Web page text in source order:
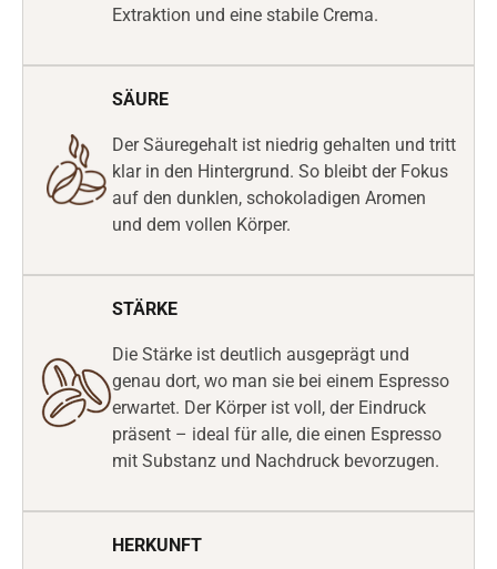
Extraktion und eine stabile Crema.
SÄURE
Der Säuregehalt ist niedrig gehalten und tritt
klar in den Hintergrund. So bleibt der Fokus
auf den dunklen, schokoladigen Aromen
und dem vollen Körper.
STÄRKE
Die Stärke ist deutlich ausgeprägt und
genau dort, wo man sie bei einem Espresso
erwartet. Der Körper ist voll, der Eindruck
präsent – ideal für alle, die einen Espresso
mit Substanz und Nachdruck bevorzugen.
HERKUNFT